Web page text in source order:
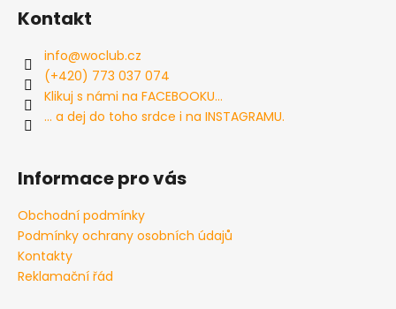
Kontakt
info@woclub.cz
(+420) 773 037 074
Klikuj s námi na FACEBOOKU...
... a dej do toho srdce i na INSTAGRAMU.
Informace pro vás
Obchodní podmínky
Podmínky ochrany osobních údajů
Kontakty
Reklamační řád